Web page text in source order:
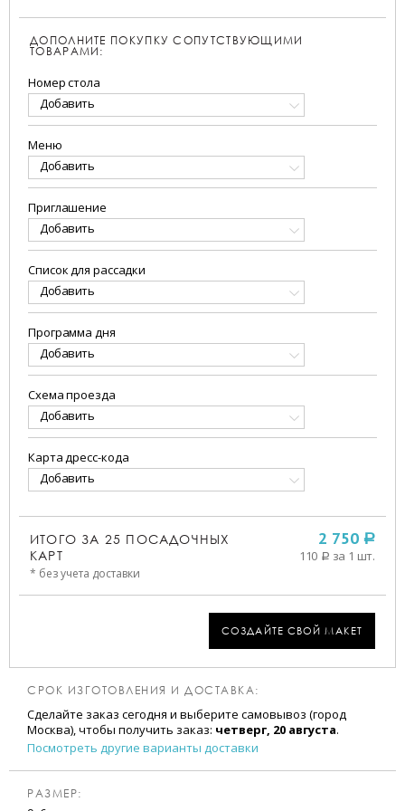
ДОПОЛНИТЕ ПОКУПКУ СОПУТСТВУЮЩИМИ
ТОВАРАМИ:
Номер стола
Добавить
Меню
Добавить
Приглашение
Добавить
Список для рассадки
Добавить
Программа дня
Добавить
Схема проезда
Добавить
Карта дресс-кода
Добавить
ИТОГО ЗА 25 ПОСАДОЧНЫХ
КАРТ
* без учета доставки
2 750 a
110 a за 1 шт.
СОЗДАЙТЕ СВОЙ МАКЕТ
СРОК ИЗГОТОВЛЕНИЯ И ДОСТАВКА:
Сделайте заказ сегодня и выберите самовывоз (город
Москва), чтобы получить заказ: четверг, 20 августа.
Посмотреть другие варианты доставки
РАЗМЕР: